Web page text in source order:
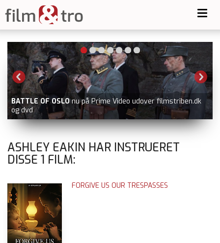
BATTLE OF OSLO nu på Prime Video udover filmstriben.dk
og dvd
ASHLEY EAKIN HAR INSTRUERET
DISSE 1 FILM:
FORGIVE US OUR TRESPASSES